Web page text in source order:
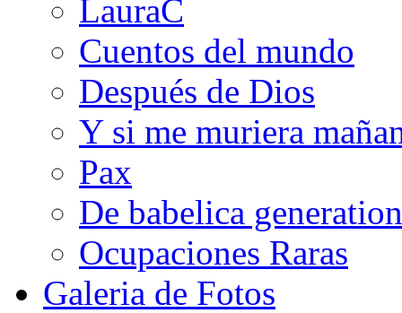
LauraC
Cuentos del mundo
Después de Dios
Y si me muriera
Pax
De babelica
Ocupaciones Raras
Galeria de Fotos